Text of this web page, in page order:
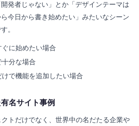
発者じゃない」とか「デザインテーマは
今日から書き始めたい」みたいなシーン
。
ぐに始めたい場合
十分な場合
けで機能を追加したい場合
名サイト事例
トだけでなく、世界中の名だたる企業や